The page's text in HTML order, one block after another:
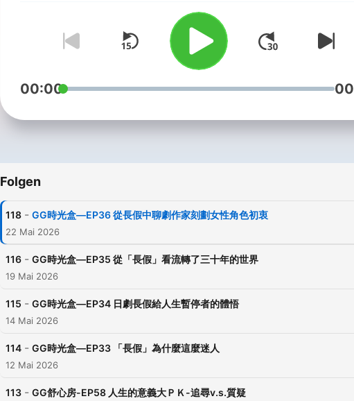
四，下午三點上架。 -- Hosting
provided by
SoundOn
00:00
Folgen
118 - GG時光盒—EP36 從長假中聊劇作家刻劃女性角色初衷
22 Mai 2026
116 - GG時光盒—EP35 從「長假」看流轉了三十年的世界
19 Mai 2026
115 - GG時光盒—EP34 日劇長假給人生暫停者的體悟
14 Mai 2026
114 - GG時光盒—EP33 「長假」為什麼這麼迷人
12 Mai 2026
113 - GG舒心房-EP58 人生的意義大ＰＫ-追尋v.s.質疑